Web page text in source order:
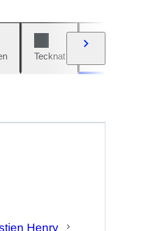
Tecknat
Henry